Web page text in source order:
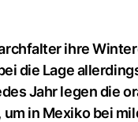
ihre
die Lage
Jahr legen die
in Mexiko bei